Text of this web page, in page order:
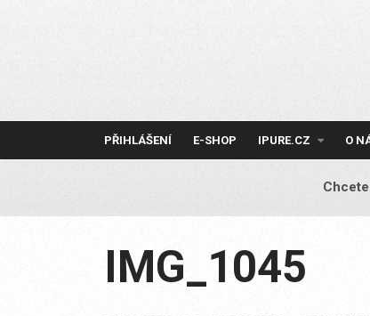
PŘIHLÁŠENÍ E-SHOP IPURE.CZ O
IMG_1045